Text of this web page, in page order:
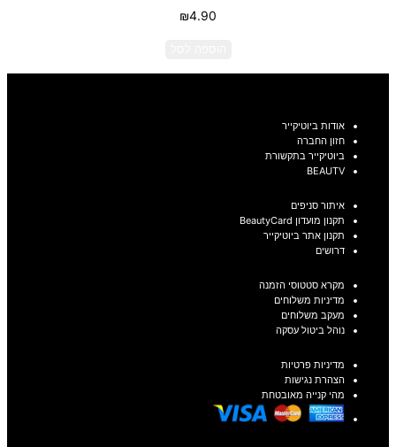
₪4.90
אודות ביוטיקייר
חזון החברה
ביוטיקייר בתקשורת
BEAUTV
איתור סניפים
תקנון מועדון BeautyCard
תקנון אתר ביוטיקייר
דרושים
מקרא סטטוסי הזמנה
מדיניות משלוחים
מעקב משלוחים
נוהל ביטול עסקה
מדיניות פרטיות
הצהרת נגישות
מהי קנייה מאובטחת